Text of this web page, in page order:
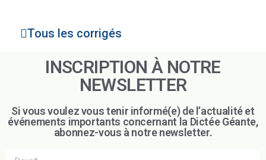
Tous les corrigés
INSCRIPTION À NOTRE
NEWSLETTER
Si vous voulez vous tenir informé(e) de l’actualité et
événements importants concernant la Dictée Géante,
abonnez-vous à notre newsletter.